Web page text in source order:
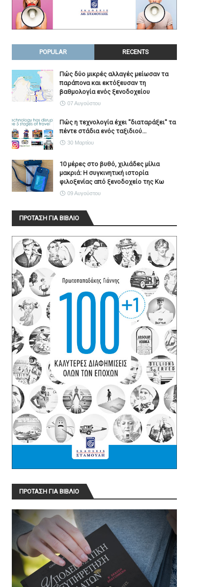
POPULAR RECENTS
Πώς δύο μικρές αλλαγές μείωσαν τα
παράπονα και εκτόξευσαν τη
βαθμολογία ενός ξενοδοχείου
07 Αυγούστου
Πώς η τεχνολογία έχει ''διαταράξει'' τα
πέντε στάδια ενός ταξιδιού...
30 Μαρτίου
10 μέρες στο βυθό, χιλιάδες μίλια
μακριά: Η συγκινητική ιστορία
φιλοξενίας από ξενοδοχείο της Κω
09 Αυγούστου
ΠΡΟΤΑΣΗ ΓΙΑ ΒΙΒΛΙΟ
ΠΡΟΤΑΣΗ ΓΙΑ ΒΙΒΛΙΟ